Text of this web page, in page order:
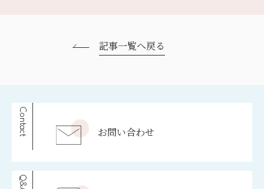
記事一覧へ戻る
Contact お問い合わせ
Q&A